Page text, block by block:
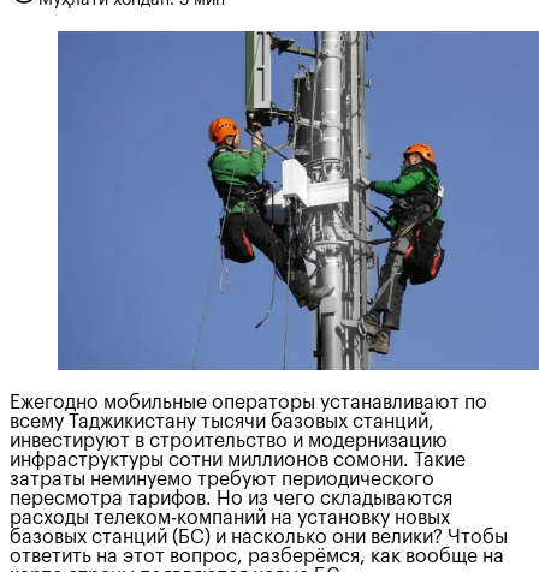
Ежегодно мобильные операторы устанавливают по
всему Таджикистану тысячи базовых станций,
инвестируют в строительство и модернизацию
инфраструктуры сотни миллионов сомони. Такие
затраты неминуемо требуют периодического
пересмотра тарифов. Но из чего складываются
расходы телеком-компаний на установку новых
базовых станций (БС) и насколько они велики? Чтобы
ответить на этот вопрос, разберёмся, как вообще на